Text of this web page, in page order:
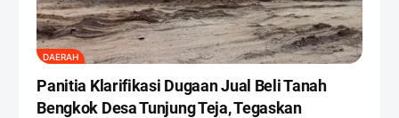
DAERAH
Panitia Klarifikasi Dugaan Jual Beli Tanah
Bengkok Desa Tunjung Teja, Tegaskan